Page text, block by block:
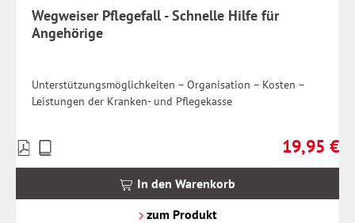
Wegweiser Pflegefall - Schnelle Hilfe für
Angehörige
Unterstützungsmöglichkeiten – Organisation – Kosten –
Leistungen der Kranken- und Pflegekasse
Regulärer
19,95 €
Preise
inkl.
In den Warenkorb
zum Produkt